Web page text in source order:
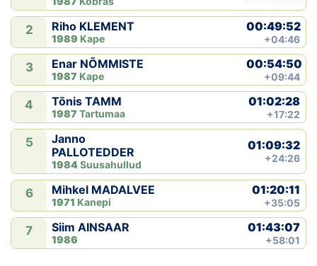
2 Riho KLEMENT
1989 Kape
00:49:52
+04:46
3 Enar NÕMMISTE
1987 Kape
00:54:50
+09:44
4 Tõnis TAMM
1987 Tartumaa
01:02:28
+17:22
5
Janno
PALLOTEDDER
1984Suusahullud
01:09:32
+24:26
6 Mihkel MADALVEE
1971 Kanepi
01:20:11
+35:05
7 Siim AINSAAR
1986
01:43:07
+58:01